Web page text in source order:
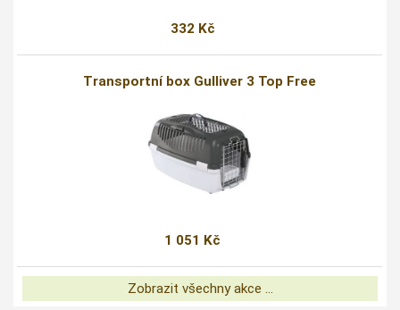
332 Kč
Transportní box Gulliver 3 Top Free
1 051 Kč
Zobrazit všechny akce ...